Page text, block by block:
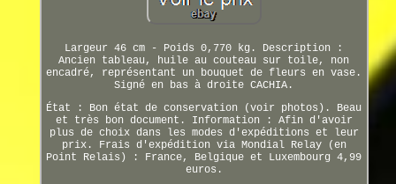
Largeur 46 cm - Poids 0,770 kg. Description :
Ancien tableau, huile au couteau sur toile, non
encadré, représentant un bouquet de fleurs en vase.
Signé en bas à droite CACHIA.
État : Bon état de conservation (voir photos). Beau
et très bon document. Information : Afin d'avoir
plus de choix dans les modes d'expéditions et leur
prix. Frais d'expédition via Mondial Relay (en
Point Relais) : France, Belgique et Luxembourg 4,99
euros.